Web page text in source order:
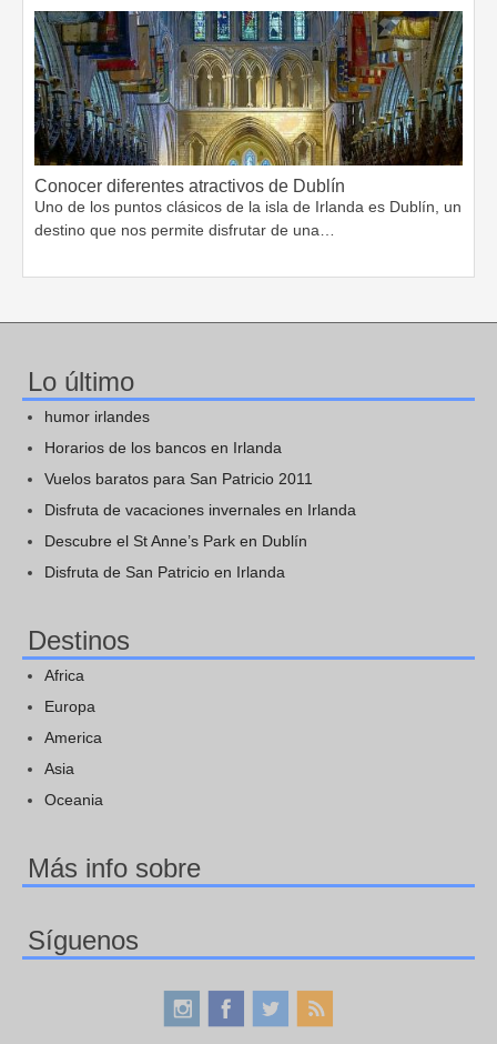
Conocer diferentes atractivos de Dublín
Uno de los puntos clásicos de la isla de Irlanda es Dublín, un
destino que nos permite disfrutar de una…
Lo último
humor irlandes
Horarios de los bancos en Irlanda
Vuelos baratos para San Patricio 2011
Disfruta de vacaciones invernales en Irlanda
Descubre el St Anne’s Park en Dublín
Disfruta de San Patricio en Irlanda
Destinos
Africa
Europa
America
Asia
Oceania
Más info sobre
Síguenos